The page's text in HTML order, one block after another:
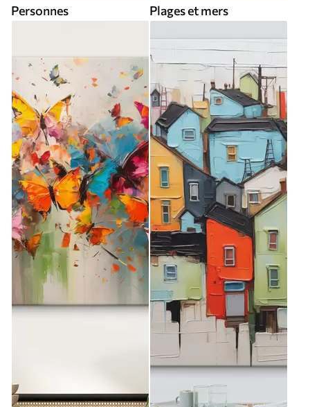
Personnes Plages et mers